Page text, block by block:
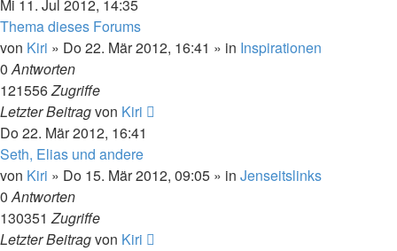
Mi 11. Jul 2012, 14:35
Thema dieses Forums
von Kiri » Do 22. Mär 2012, 16:41 » in Inspirationen
0Antworten
121556Zugriffe
Letzter Beitragvon Kiri
Do 22. Mär 2012, 16:41
Seth, Elias und andere
von Kiri » Do 15. Mär 2012, 09:05 » in Jenseitslinks
0Antworten
130351Zugriffe
Letzter Beitragvon Kiri